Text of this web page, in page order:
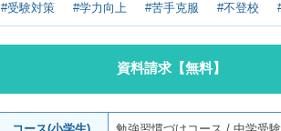
#受験対策 #学力向上 #苦手克服 #不登校
資料請求【無料】